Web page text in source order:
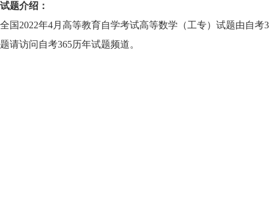
试题介绍：
全国2022年4月高等教育自学考试高等数学（工专）试题由自
题请访问自考365历年试题频道。